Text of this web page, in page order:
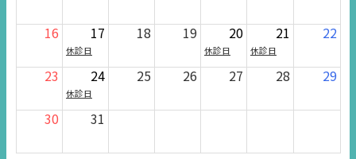
16 17
休診日
18 19 20
休診日
21
休診日
22
23 24
休診日
25 26 27 28 29
30 31